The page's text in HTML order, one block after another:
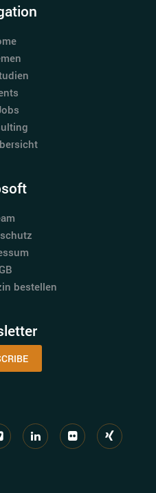
bestellen